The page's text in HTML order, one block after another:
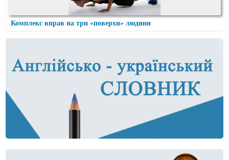
Комплекс вправ на три «поверхи» людини